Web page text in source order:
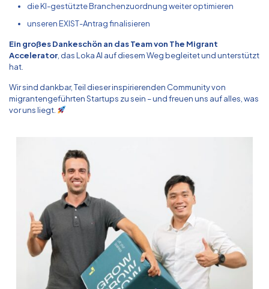
die KI-gestützte Branchenzuordnung weiter optimieren
unseren EXIST-Antrag finalisieren
Ein großes Dankeschön an das Team von The Migrant
Accelerator , das Loka AI auf diesem Weg begleitet und unterstützt
hat.
Wir sind dankbar, Teil dieser inspirierenden Community von
migrantengeführten Startups zu sein – und freuen uns auf alles, was
vor uns liegt.